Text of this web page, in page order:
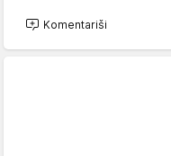
Komentariši